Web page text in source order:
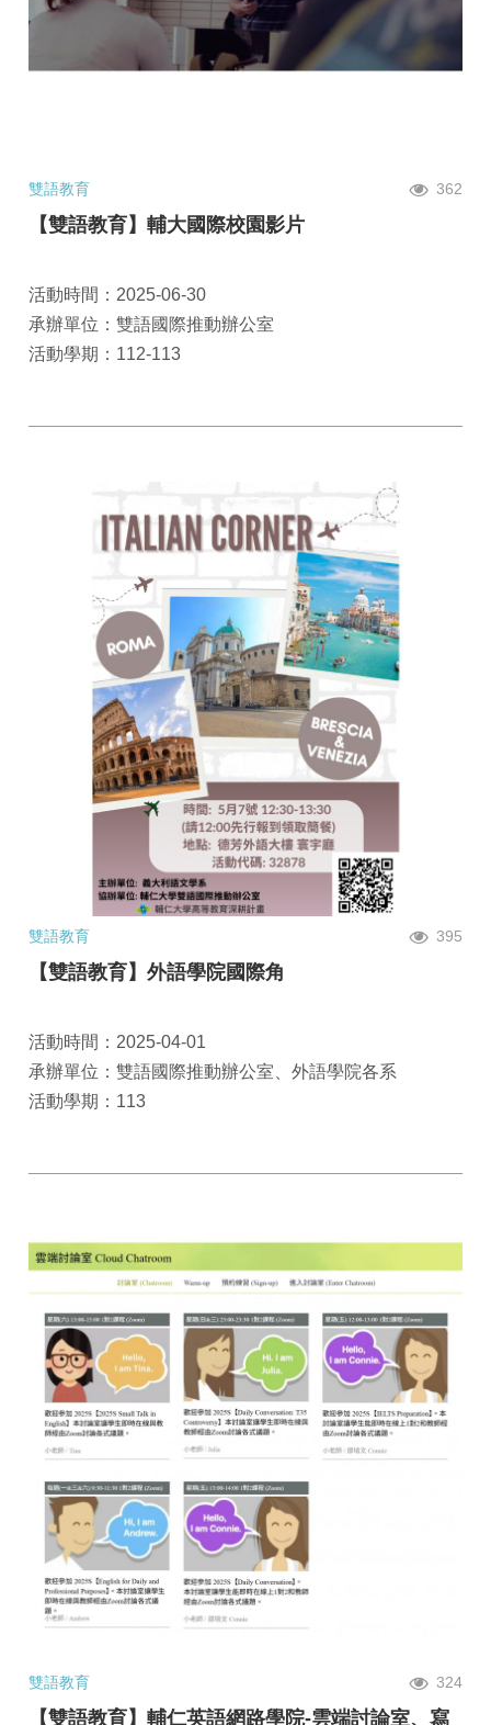
雙語教育 362
【雙語教育】輔大國際校園影片
活動時間：2025-06-30
承辦單位：雙語國際推動辦公室
活動學期：112-113
雙語教育 395
【雙語教育】外語學院國際角
活動時間：2025-04-01
承辦單位：雙語國際推動辦公室、外語學院各系
活動學期：113
雙語教育 324
【雙語教育】輔仁英語網路學院-雲端討論室、寫